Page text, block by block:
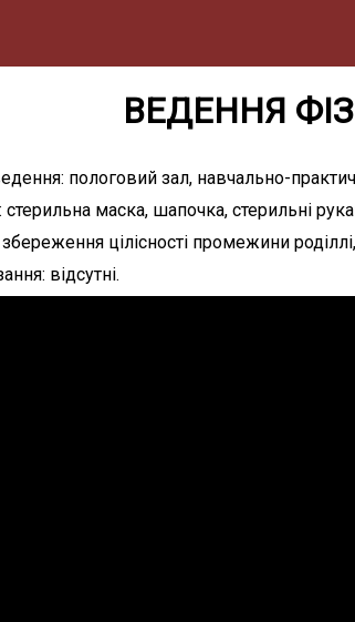
ВЕДЕННЯ
пологовий зал, навчально-
маска, шапочка, стерильні
цілісності промежини
відсутні.